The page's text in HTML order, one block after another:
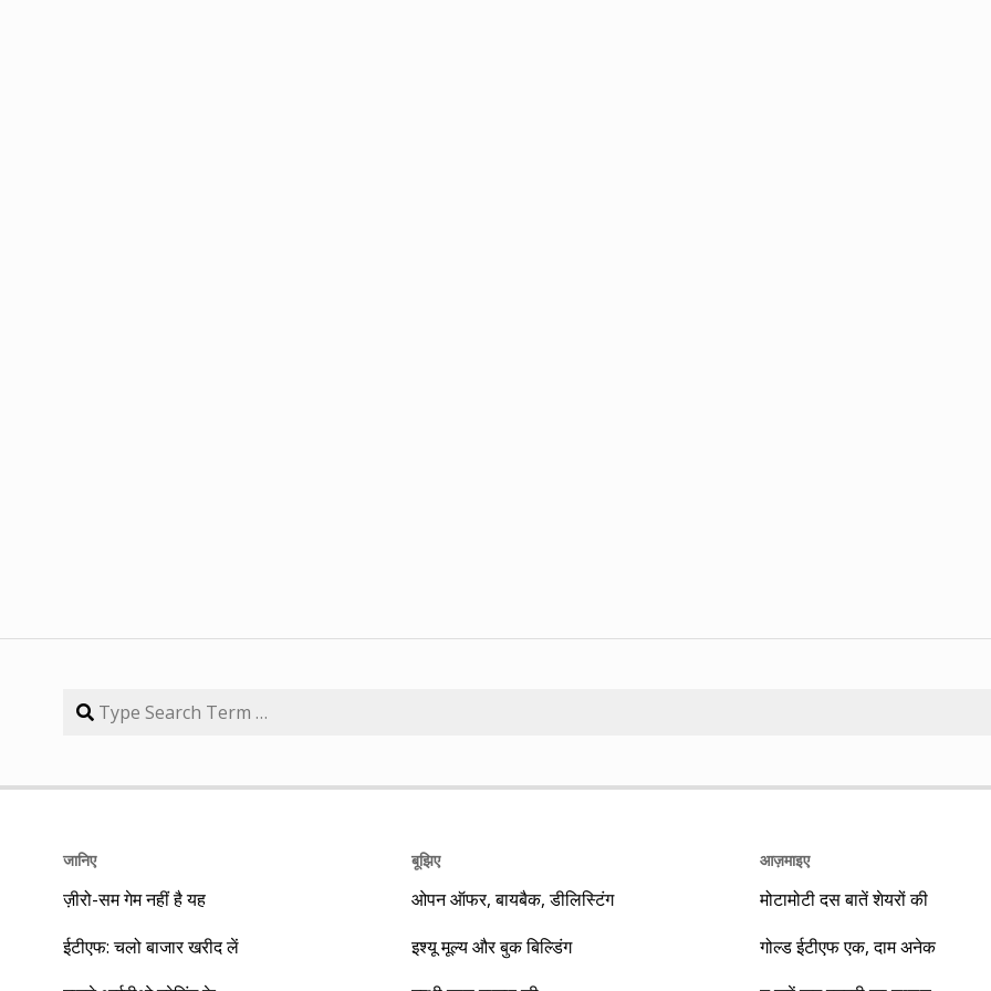
जानिए
ज़ीरो-सम गेम नहीं है यह
ईटीएफ: चलो बाजार खरीद लें
बूझिए
ओपन ऑफर, बायबैक, डीलिस्टिंग
इश्यू मूल्य और बुक बिल्डिंग
आज़माइए
मोटामोटी दस बातें शेयरों की
गोल्ड ईटीएफ एक, दाम अनेक